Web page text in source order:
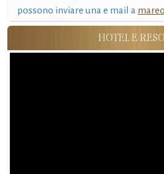
possono inviare una e mail a
HOTEL E